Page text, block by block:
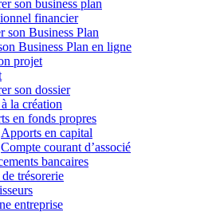
son business plan
financier
son Business Plan
Business Plan en ligne
projet
son dossier
la création
en fonds propres
Apports en capital
Compte courant d’associé
bancaires
trésorerie
entreprise